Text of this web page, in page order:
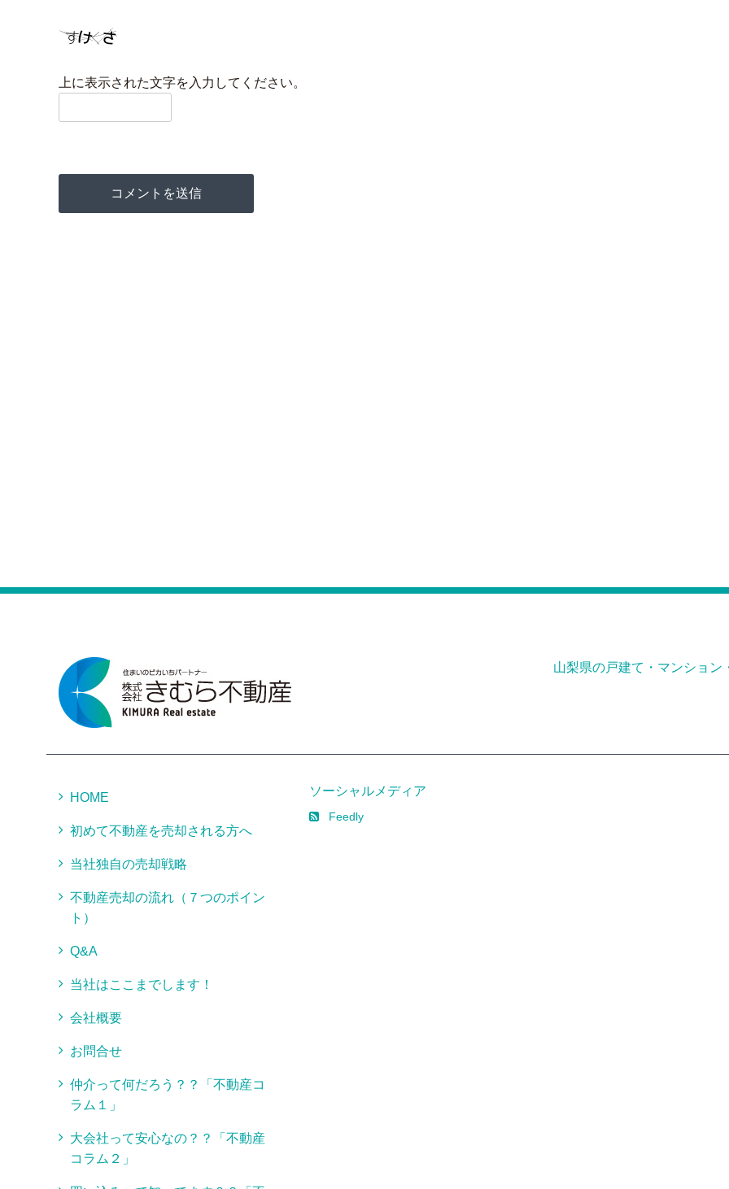
上に表示された文字を入力してください。
山梨県の戸建て・マンショ
HOME
初めて不動産を売却される方へ
当社独自の売却戦略
不動産売却の流れ（７つのポイン
ト）
Q&A
当社はここまでします！
会社概要
お問合せ
仲介って何だろう？？「不動産コ
ラム１」
大会社って安心なの？？「不動産
コラム２」
ソーシャルメディア
Feedly